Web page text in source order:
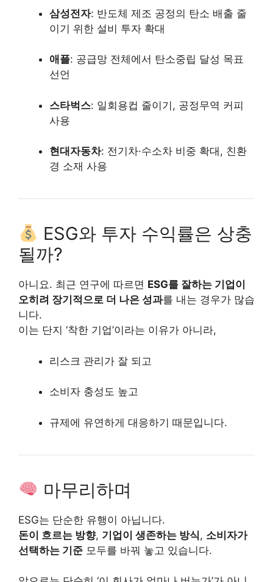
삼성전자: 반도체 제조 공정의 탄소 배출 줄
이기 위한 설비 투자 확대
애플: 공급망 전체에서 탄소중립 달성 목표
선언
스타벅스: 일회용컵 줄이기, 공정무역 커피
사용
현대자동차: 전기차·수소차 비중 확대, 친환
경 소재 사용
ESG와 투자 수익률은 상충
될까?
아니요. 최근 연구에 따르면 ESG를 잘하는 기업이
오히려 장기적으로 더 나은 성과를 내는 경우가 많습
니다.
이는 단지 ‘착한 기업’이라는 이유가 아니라,
리스크 관리가 잘 되고
소비자 충성도 높고
규제에 유연하게 대응하기 때문입니다.
마무리하며
ESG는 단순한 유행이 아닙니다.
돈이 흐르는 방향, 기업이 생존하는 방식, 소비자가
선택하는 기준 모두를 바꿔 놓고 있습니다.